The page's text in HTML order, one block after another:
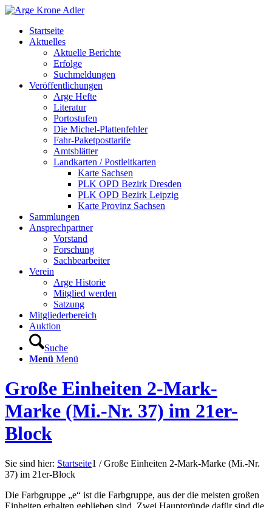
Startseite
Aktuelles
Aktuelle Berichte
Erfolge
Suchmeldungen
Veröffentlichungen
Arge Hefte
Literatur
Portostufen
Die Michel-Plattenfehler
Fahr-Paketposttarife
Amtsblätter
Landkarten / Postleitkarten
Karte Sachsen
PLK OPD Bezirk Dresden
PLK OPD Bezirk Leipzig
Karte Provinz Sachsen
Sammlungen
Ansprechpartner
Vorstand
Forschung
Sachbearbeiter
Verein
Arge Historie
Mitglied werden
Satzung
Mitgliederbereich
Auktion
Suche
Menü Menü
Große Einheiten 2-Mark-
Marke (Mi.-Nr. 37) im 21er-
Block
Sie sind hier: Startseite1 / Große Einheiten 2-Mark-Marke (Mi.-Nr.
37) im 21er-Block
Die Farbgruppe „e“ ist die Farbgruppe, aus der die meisten großen
Einheiten erhalten geblieben sind. Zwei Hauptgründe dafür sind die